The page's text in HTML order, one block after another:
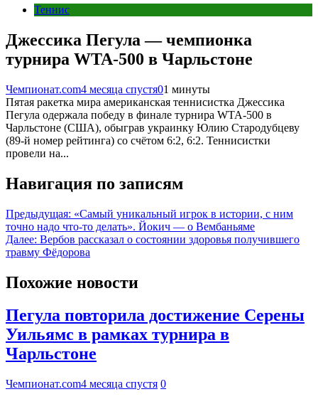
Теннис
Джессика Пегула — чемпионка
турнира WTA-500 в Чарльстоне
Чемпионат.com4 месяца спустя01 минуты
Пятая ракетка мира американская теннисистка Джессика
Пегула одержала победу в финале турнира WTA-500 в
Чарльстоне (США), обыграв украинку Юлию Стародубцеву
(89-й номер рейтинга) со счётом 6:2, 6:2. Теннисистки
провели на...
Навигация по записям
Предыдущая: «Самый уникальный игрок в истории, с ним
точно надо что-то делать». Йокич — о Вембаньяме
Далее: Вербов рассказал о состоянии здоровья получившего
травму Фёдорова
Похожие новости
Пегула повторила достижение Серены
Уильямс в рамках турнира в
Чарльстоне
Чемпионат.com4 месяца спустя 0